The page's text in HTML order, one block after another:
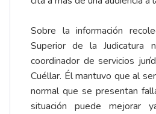
Sobre la información
Superior de la Judicatura
coordinador de servicios
Cuéllar. Él mantuvo que al
normal que se presentan
situación puede mejorar